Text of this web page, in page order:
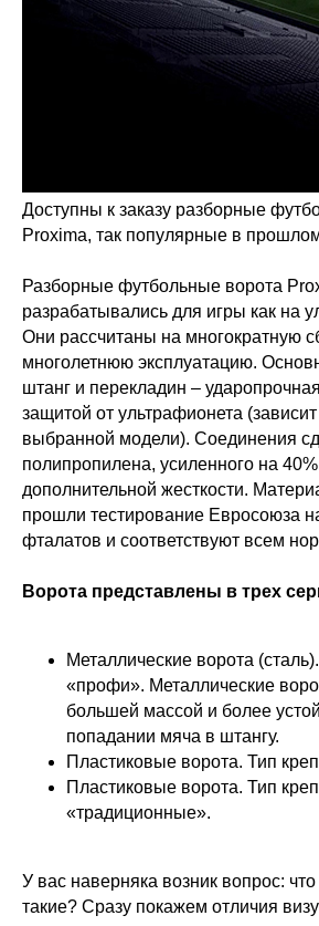
Доступны к заказу разборные
Proxima, так популярные в
Разборные футбольные ворота
разрабатывались для игры как на
Они рассчитаны на многократную
многолетнюю эксплуатацию.
штанг и перекладин –
защитой от ультрафионета (зависит
выбранной модели). Соединения
полипропилена, усиленного на
дополнительной жесткости.
прошли тестирование Евросоюза
фталатов и соответствуют всем
Ворота представлены в трех
Металлические ворота
«профи». Металлические
большей массой и более
попадании мяча в штангу.
Пластиковые ворота. Тип
Пластиковые ворота. Тип
«традиционные».
У вас наверняка возник вопрос:
такие? Сразу покажем отличия